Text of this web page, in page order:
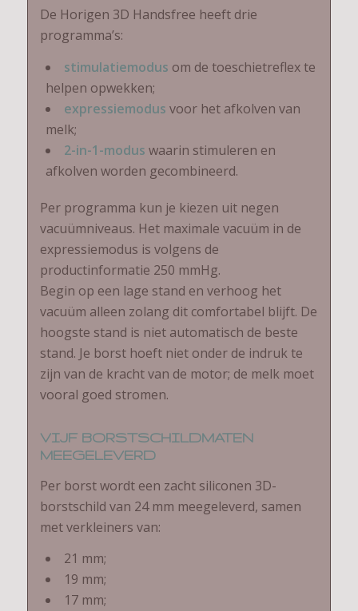
De Horigen 3D Handsfree heeft drie
programma’s:
stimulatiemodus om de toeschietreflex te
helpen opwekken;
expressiemodus voor het afkolven van
melk;
2-in-1-modus waarin stimuleren en
afkolven worden gecombineerd.
Per programma kun je kiezen uit negen
vacuümniveaus. Het maximale vacuüm in de
expressiemodus is volgens de
productinformatie 250 mmHg.
Begin op een lage stand en verhoog het
vacuüm alleen zolang dit comfortabel blijft. De
hoogste stand is niet automatisch de beste
stand. Je borst hoeft niet onder de indruk te
zijn van de kracht van de motor; de melk moet
vooral goed stromen.
VIJF BORSTSCHILDMATEN
MEEGELEVERD
Per borst wordt een zacht siliconen 3D-
borstschild van 24 mm meegeleverd, samen
met verkleiners van:
21 mm;
19 mm;
17 mm;